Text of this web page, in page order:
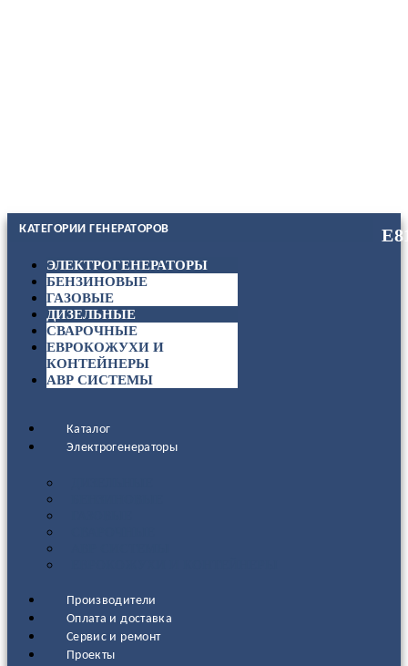
КАТЕГОРИИ ГЕНЕРАТОРОВ
ЭЛЕКТРОГЕНЕРАТОРЫ
БЕНЗИНОВЫЕ
ГАЗОВЫЕ
ДИЗЕЛЬНЫЕ
СВАРОЧНЫЕ
ЕВРОКОЖУХИ И
КОНТЕЙНЕРЫ
АВР СИСТЕМЫ
Каталог
Электрогенераторы
Производители
Оплата и доставка
Сервис и ремонт
Проекты